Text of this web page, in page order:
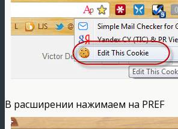
В расширении нажимаем на PREF